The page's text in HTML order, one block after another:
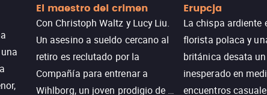
El maestro del crimen
Con Christoph Waltz y Lucy Liu.
Un asesino a sueldo cercano al
retiro es reclutado por la
Compañía para entrenar a
Wihlborg, un joven prodigio de la
Erupcja
La chispa ardiente
florista polaca y
británica desata
inesperado en
encuentros